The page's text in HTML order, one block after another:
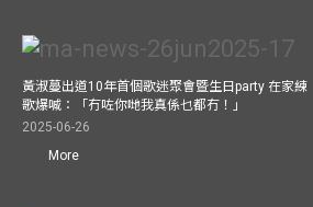
黃淑蔓出道10年首個歌迷聚會暨生日party 在家練
歌爆喊：「冇咗你哋我真係乜都冇！」
2025-06-26
More